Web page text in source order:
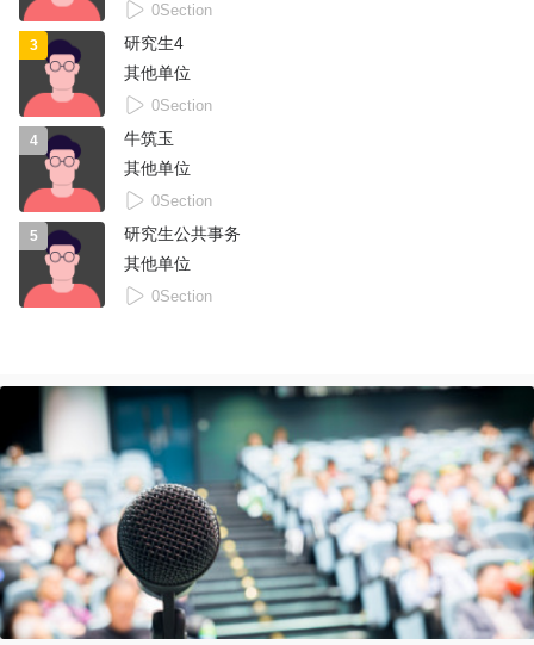
0Section
3
研究生4
其他单位
0Section
4
牛筑玉
其他单位
0Section
5
研究生公共事务
其他单位
0Section